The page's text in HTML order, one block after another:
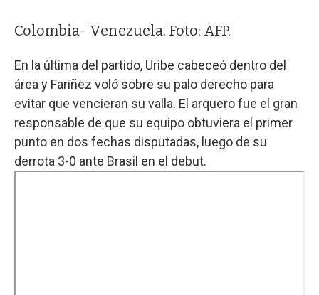
Colombia- Venezuela. Foto: AFP.
En la última del partido, Uribe cabeceó dentro del
área y Fariñez voló sobre su palo derecho para
evitar que vencieran su valla. El arquero fue el gran
responsable de que su equipo obtuviera el primer
punto en dos fechas disputadas, luego de su
derrota 3-0 ante Brasil en el debut.